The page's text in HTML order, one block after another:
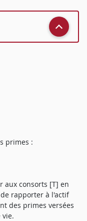
primes :
aux consorts [T] en
rapporter à l'actif
des primes versées